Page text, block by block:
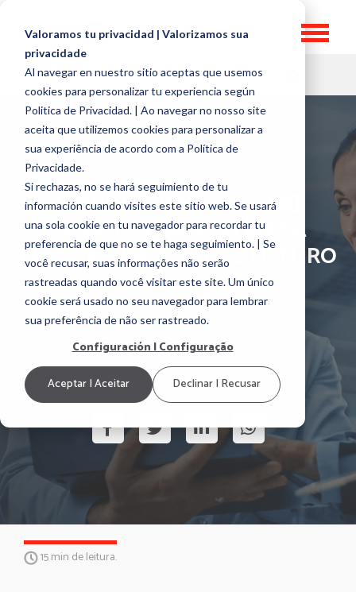
Valoramos tu privacidad | Valorizamos sua
privacidade
Al navegar en nuestro sitio aceptas que usemos
cookies para personalizar tu experiencia según
Politica de Privacidad. | Ao navegar no nosso site
aceita que utilizemos cookies para personalizar a
sua experiência de acordo com a Política de
Privacidade.
Si rechazas, no se hará seguimiento de tu
información cuando visites este sitio web. Se usará
una sola cookie en tu navegador para recordar tu
preferencia de que no se te haga seguimiento. | Se
você recusar, suas informações não serão
rastreadas quando você visitar este site. Um único
cookie será usado no seu navegador para lembrar
sua preferência de não ser rastreado.
Configuración | Configuração
Aceptar | Aceitar Declinar | Recusar
HR TOPICS
[#HRINFLUENCERS2020]
DESAFIOS NA GESTÃO DE
PESSOAS: PRESENTE E FUTURO
porJosé Guerra
1 October, 2020
HR influencers 2020
15 min de leitura.